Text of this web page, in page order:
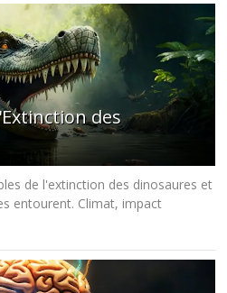
des
de l'extinction des dinosaures et
entourent. Climat, impact